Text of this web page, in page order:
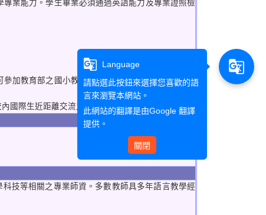
業能力。學生畢業必須通過英語能力及專業證照檢
加教育部之國小教師檢定考，通過後即可取得國小
國際生近距離交流之機會。
技等相關之專業師資。多數教師具多年語言教學經
g_translate
Language
請點選此按鈕來選擇您喜歡的語
言來瀏覽本網站。
此網站的翻譯是由Google 翻譯
提供。
關閉
g_translate